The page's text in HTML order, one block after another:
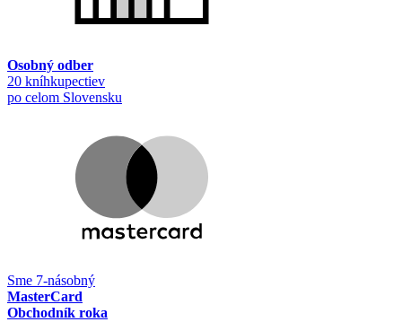
Osobný odber
20 kníhkupectiev
po celom Slovensku
Sme 7-násobný
MasterCard
Obchodník roka